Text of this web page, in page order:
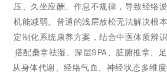
压、久坐应酬、作息不规律，导致经络
机能减弱。普通的浅层放松无法解决根
定制化系统康养方案，结合中医体质辨
搭配桑拿祛湿、深层SPA、脏腑推拿、
从身体代谢、经络气血、神经状态多维